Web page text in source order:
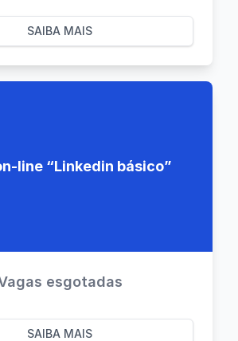
SAIBA MAIS
line “Linkedin básico”
esgotadas
SAIBA MAIS